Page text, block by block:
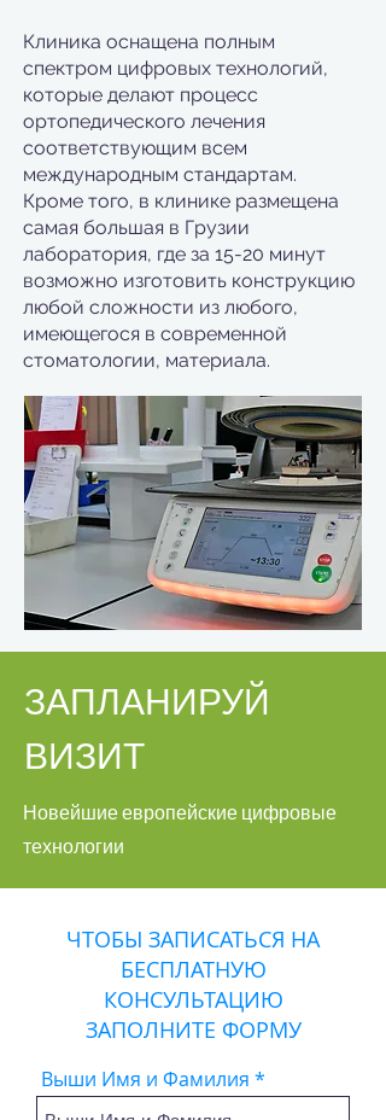
Клиника оснащена полным
спектром цифровых технологий,
которые делают процесс
ортопедического лечения
соответствующим всем
международным стандартам.
Кроме того, в клинике размещена
самая большая в Грузии
лаборатория, где за 15-20 минут
возможно изготовить конструкцию
любой сложности из любого,
имеющегося в современной
стоматологии, материала.
ЗАПЛАНИРУЙ
ВИЗИТ
Новейшие европейские цифровые
технологии
ЧТОБЫ ЗАПИСАТЬСЯ НА
БЕСПЛАТНУЮ
КОНСУЛЬТАЦИЮ
ЗАПОЛНИТЕ ФОРМУ
Выши Имя и Фамилия